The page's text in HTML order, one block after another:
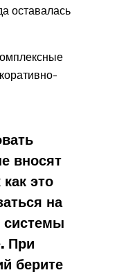
оставалась
вносят
это
на
системы
При
берите